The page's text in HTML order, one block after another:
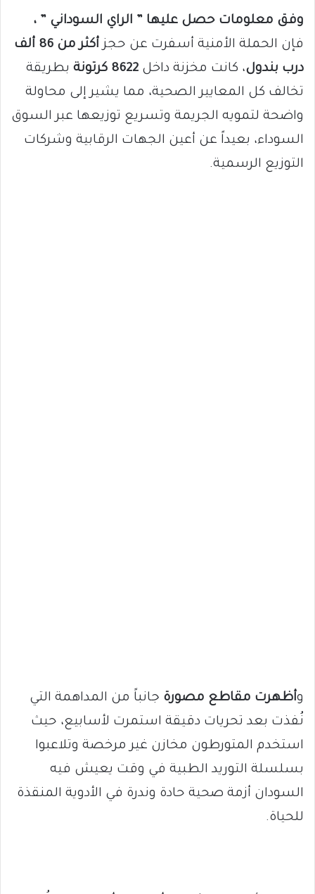
وفق معلومات حصل عليها ” الراي السوداني ” ،
فإن الحملة الأمنية أسفرت عن حجز
أكثر من 86 ألف
درب بندول، كانت مخزنة داخل 8622 كرتونة
بطريقة
تخالف كل المعايير الصحية، مما يشير إلى محاولة
واضحة لتمويه الجريمة وتسريع توزيعها عبر السوق
السوداء، بعيداً عن أعين الجهات الرقابية وشركات
التوزيع الرسمية.
وأظهرت مقاطع مصورة جانباً من المداهمة التي
نُفذت بعد تحريات دقيقة استمرت لأسابيع، حيث
استخدم المتورطون مخازن غير مرخصة وتلاعبوا
بسلسلة التوريد الطبية في وقت يعيش فيه
السودان أزمة صحية حادة وندرة في الأدوية المنقذة
للحياة.